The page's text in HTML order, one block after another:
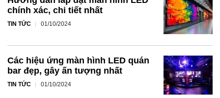
chính xác, chi tiết nhất
TIN TỨC 01/10/2024
Các hiệu ứng màn hình LED quán
bar đẹp, gây ấn tượng nhất
TIN TỨC 01/10/2024